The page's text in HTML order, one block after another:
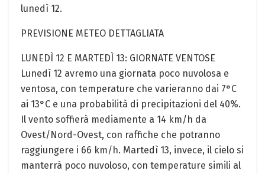
lunedì 12.
PREVISIONE METEO DETTAGLIATA
LUNEDÌ 12 E MARTEDÌ 13: GIORNATE VENTOSE
Lunedì 12 avremo una giornata poco nuvolosa e
ventosa, con temperature che varieranno dai 7°C
ai 13°C e una probabilità di precipitazioni del 40%.
Il vento soffierà mediamente a 14 km/h da
Ovest/Nord-Ovest, con raffiche che potranno
raggiungere i 66 km/h. Martedì 13, invece, il cielo si
manterrà poco nuvoloso, con temperature simili al